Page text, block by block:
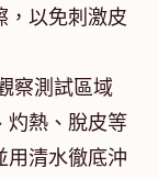
，以免刺激皮
察測試區域
灼熱、脫皮等
用清水徹底沖